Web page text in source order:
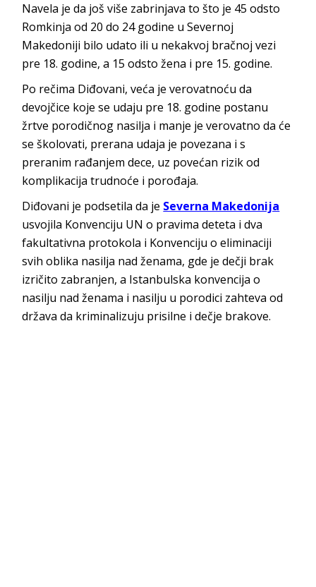
Navela je da još više zabrinjava to što je 45 odsto
Romkinja od 20 do 24 godine u Severnoj
Makedoniji bilo udato ili u nekakvoj bračnoj vezi
pre 18. godine, a 15 odsto žena i pre 15. godine.
Po rečima Diđovani, veća je verovatnoću da
devojčice koje se udaju pre 18. godine postanu
žrtve porodičnog nasilja i manje je verovatno da će
se školovati, prerana udaja je povezana i s
preranim rađanjem dece, uz povećan rizik od
komplikacija trudnoće i porođaja.
Diđovani je podsetila da je Severna Makedonija
usvojila Konvenciju UN o pravima deteta i dva
fakultativna protokola i Konvenciju o eliminaciji
svih oblika nasilja nad ženama, gde je dečji brak
izričito zabranjen, a Istanbulska konvencija o
nasilju nad ženama i nasilju u porodici zahteva od
država da kriminalizuju prisilne i dečje brakove.